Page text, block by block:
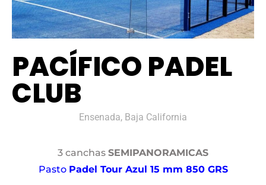
PACÍFICO PADEL
CLUB
Ensenada, Baja California
3 canchas SEMIPANORAMICAS
Pasto Padel Tour Azul 15 mm 850 GRS